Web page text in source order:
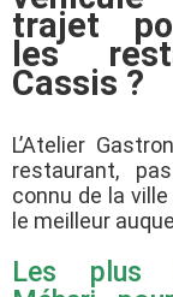
trajet
les
Cassis ?
L’Atelier
restaurant,
connu de la
le meilleur
Les plus